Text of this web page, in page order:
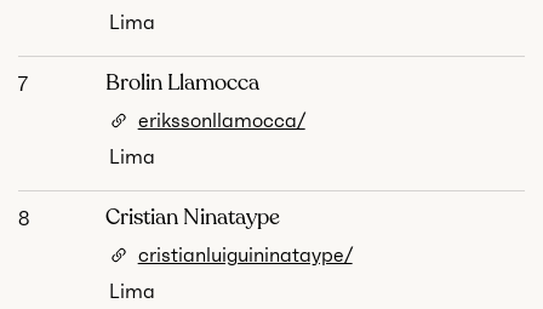
Lima
7 Brolin Llamocca
erikssonllamocca/
Lima
8 Cristian Ninataype
cristianluiguininataype/
Lima